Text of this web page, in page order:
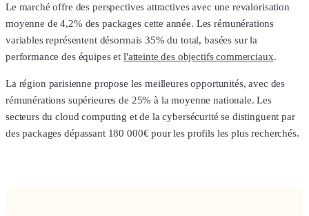
Le marché offre des perspectives attractives avec une revalorisation
moyenne de 4,2% des packages cette année. Les rémunérations
variables représentent désormais 35% du total, basées sur la
performance des équipes et l'atteinte des objectifs commerciaux.
La région parisienne propose les meilleures opportunités, avec des
rémunérations supérieures de 25% à la moyenne nationale. Les
secteurs du cloud computing et de la cybersécurité se distinguent par
des packages dépassant 180 000€ pour les profils les plus recherchés.